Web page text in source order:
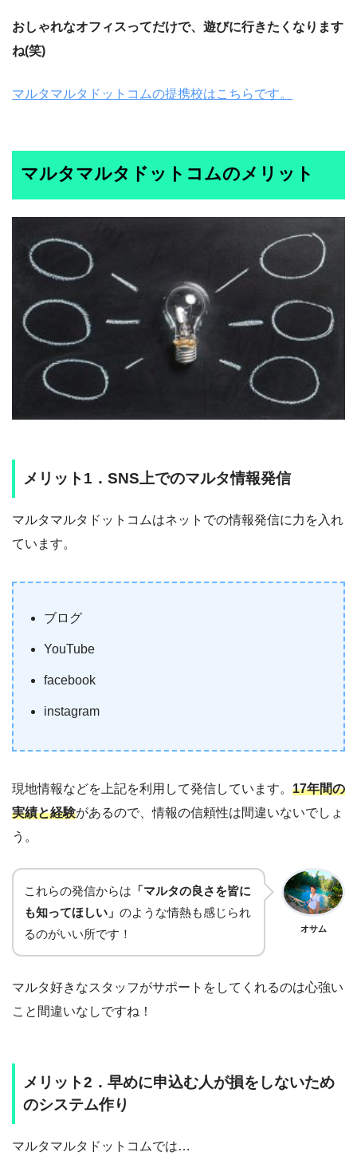
おしゃれなオフィスってだけで、遊びに行きたくなります
ね(笑)
マルタマルタドットコムの提携校はこちらです。
マルタマルタドットコムのメリット
メリット1．SNS上でのマルタ情報発信
マルタマルタドットコムはネットでの情報発信に力を入れ
ています。
ブログ
YouTube
facebook
instagram
現地情報などを上記を利用して発信しています。 17年間の
実績と経験があるので、情報の信頼性は間違いないでしょ
う。
これらの発信からは 「マルタの良さを皆に
も知ってほしい」 のような情熱も感じられ
るのがいい所です！
オサム
マルタ好きなスタッフがサポートをしてくれるのは心強い
こと間違いなしですね！
メリット2．早めに申込む人が損をしないため
のシステム作り
マルタマルタドットコムでは…